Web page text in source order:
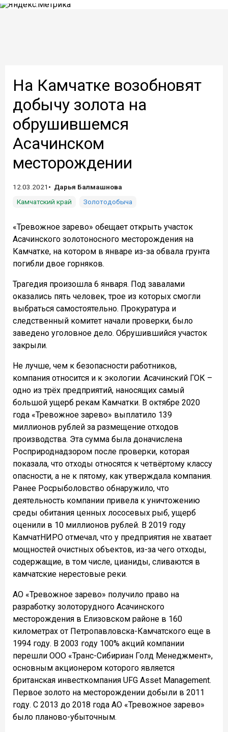
На Камчатке возобновят
добычу золота на
обрушившемся
Асачинском
месторождении
12.03.2021
Дарья Балмашнова
Камчатский край
Золотодобыча
«Тревожное зарево» обещает открыть участок
Асачинского золотоносного месторождения на
Камчатке, на котором в январе из-за обвала грунта
погибли двое горняков.
Трагедия произошла 6 января. Под завалами
оказались пять человек, трое из которых смогли
выбраться самостоятельно. Прокуратура и
следственный комитет начали проверки, было
заведено уголовное дело. Обрушившийся участок
закрыли.
Не лучше, чем к безопасности работников,
компания относится и к экологии. Асачинский ГОК –
одно из трёх предприятий, наносящих самый
большой ущерб рекам Камчатки. В октябре 2020
года «Тревожное зарево» выплатило 139
миллионов рублей за размещение отходов
производства. Эта сумма была доначислена
Росприроднадзором после проверки, которая
показала, что отходы относятся к четвёртому классу
опасности, а не к пятому, как утверждала компания.
Ранее Росрыболовство обнаружило, что
деятельность компании привела к уничтожению
среды обитания ценных лососевых рыб, ущерб
оценили в 10 миллионов рублей. В 2019 году
КамчатНИРО отмечал, что у предприятия не хватает
мощностей очистных объектов, из-за чего отходы,
содержащие, в том числе, цианиды, сливаются в
камчатские нерестовые реки.
АО «Тревожное зарево» получило право на
разработку золоторудного Асачинского
месторождения в Елизовском районе в 160
километрах от Петропавловска-Камчатского еще в
1994 году. В 2003 году 100% акций компании
перешли ООО «Транс-Сибириан Голд Менеджмент»,
основным акционером которого является
британская инвесткомпания UFG Asset Management.
Первое золото на месторождении добыли в 2011
году. С 2013 до 2018 года АО «Тревожное зарево»
было планово-убыточным.